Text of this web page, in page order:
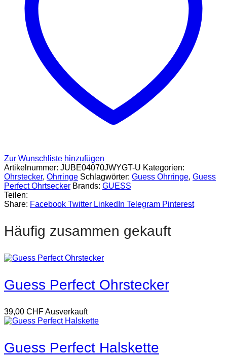
Zur Wunschliste hinzufügen
Artikelnummer: JUBE04070JWYGT-U Kategorien:
Ohrstecker, Ohrringe Schlagwörter: Guess Ohrringe, Guess
Perfect Ohrtsecker Brands: GUESS
Teilen:
Share: Facebook Twitter LinkedIn Telegram Pinterest
Häufig zusammen gekauft
Guess Perfect Ohrstecker
39,00 CHFAusverkauft
Guess Perfect Halskette